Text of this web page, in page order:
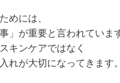
めには、
」が重要と言われていま
キンケアではなく
れが大切になってきます